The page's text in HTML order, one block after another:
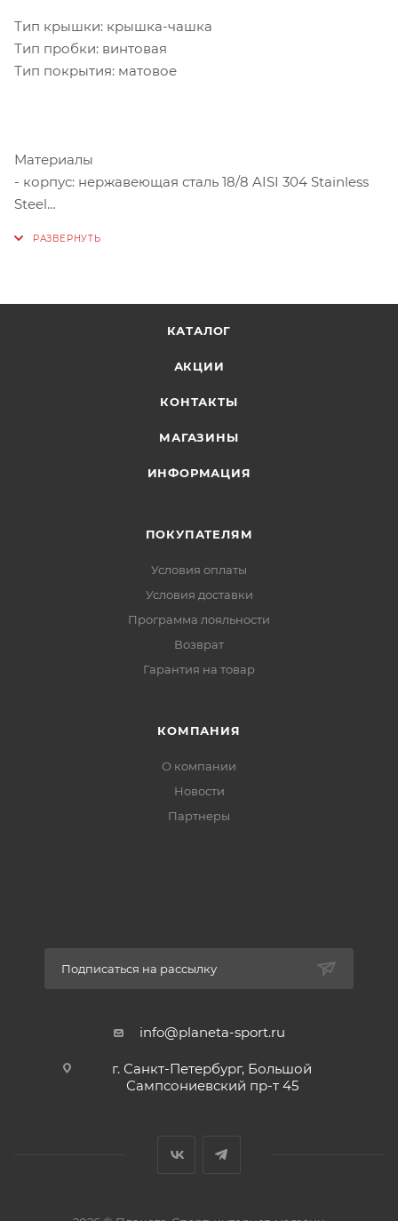
Тип крышки: крышка-чашка
Тип пробки: винтовая
Тип покрытия: матовое
Материалы
- корпус: нержавеющая сталь 18/8 AISI 304 Stainless
Steel
КАТАЛОГ
АКЦИИ
КОНТАКТЫ
МАГАЗИНЫ
ИНФОРМАЦИЯ
ПОКУПАТЕЛЯМ
Условия оплаты
Условия доставки
Программа лояльности
Возврат
Гарантия на товар
КОМПАНИЯ
О компании
Новости
Партнеры
Подписаться на рассылку
info@planeta-sport.ru
г. Санкт-Петербург, Большой
Сампсониевский пр-т 45